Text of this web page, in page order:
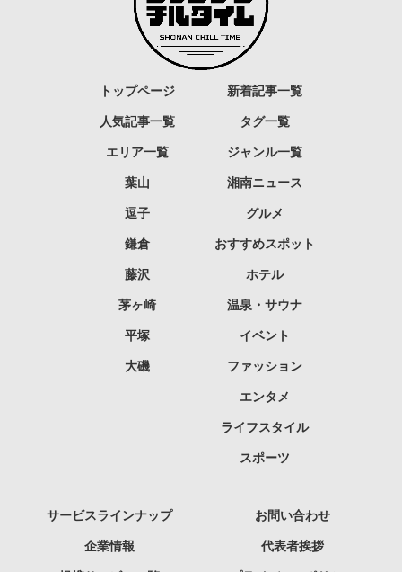
トップページ 新着記事一覧
人気記事一覧 タグ一覧
エリア一覧
葉山
逗子
鎌倉
藤沢
茅ヶ崎
平塚
大磯
ジャンル一覧
湘南ニュース
グルメ
おすすめスポット
ホテル
温泉・サウナ
イベント
ファッション
エンタメ
ライフスタイル
スポーツ
サービスラインナップ お問い合わせ
企業情報 代表者挨拶